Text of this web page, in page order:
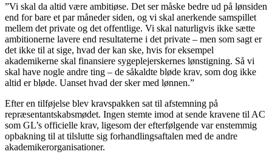
”Vi skal da altid være ambitiøse. Det ser måske bedre ud på lønsiden
end for bare et par måneder siden, og vi skal anerkende samspillet
mellem det private og det offentlige. Vi skal naturligvis ikke sætte
ambitionerne lavere end resultaterne i det private – men som sagt er
det ikke til at sige, hvad der kan ske, hvis for eksempel
akademikerne skal finansiere sygeplejerskernes lønstigning. Så vi
skal have nogle andre ting – de såkaldte bløde krav, som dog ikke
altid er bløde. Uanset hvad der sker med lønnen.”
Efter en tilføjelse blev kravspakken sat til afstemning på
repræsentantskabsmødet. Ingen stemte imod at sende kravene til AC
som GL’s officielle krav, ligesom der efterfølgende var enstemmig
opbakning til at tilslutte sig forhandlingsaftalen med de andre
akademikerorganisationer.